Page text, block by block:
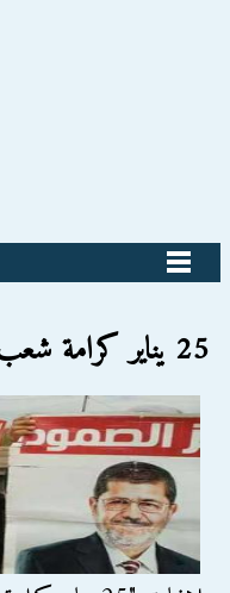
25 يناير كرامة شعب